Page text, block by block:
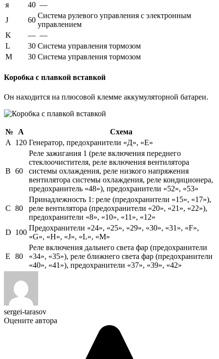
я
40 —
J
60
Система рулевого управления с электронным
управлением
K
— —
L
30 Система управления тормозом
M
30 Система управления тормозом
Коробка с плавкой вставкой
Он находится на плюсовой клемме аккумуляторной батареи.
№ А
Схема
А
120 Генератор, предохранители «Д», «Е»
B 60
Реле зажигания 1 (реле включения переднего
стеклоочистителя, реле включения вентилятора
системы охлаждения, реле низкого напряжения
вентилятора системы охлаждения, реле кондиционера,
предохранитель «48»), предохранители «52», «53»
C 80
Принадлежность 1: реле (предохранители «15», «17»),
реле вентилятора (предохранители «20», «21», «22»),
предохранители «8», «10», «11», «12»
D 100
Предохранители «24», «25», «29», «30», «31», «F»,
«G», «H», «J», «L», «M»
E 80
Реле включения дальнего света фар (предохранители
«34», «35»), реле ближнего света фар (предохранители
«40», «41»), предохранители «37», «39», «42»
sergei-tarasov
Оцените автора